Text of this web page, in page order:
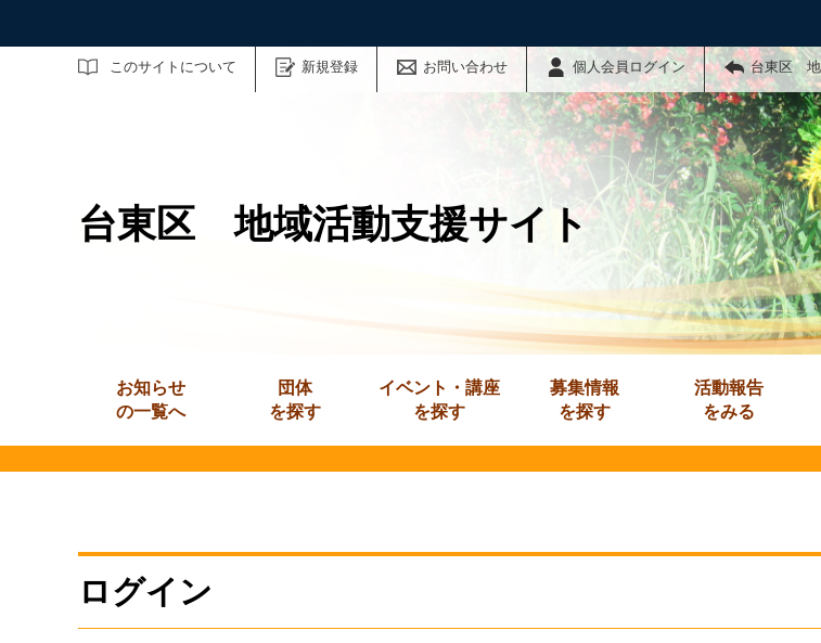
このサイトについて 新規登録 お問い合わせ 個人会員ログイン 台東区 地
サイト内検索
台東区 地域活動支援サイト
お知らせ
の一覧へ
団体
を探す
イベント・講座
を探す
募集情報
を探す
活動報告
をみる
ログイン